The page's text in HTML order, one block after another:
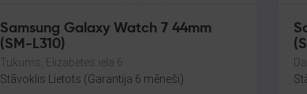
Samsung Galaxy Watch 7 44mm
(SM-L310)
Tukums, Elizabetes iela 6
Stāvoklis Lietots (Garantija 6 mēneši)